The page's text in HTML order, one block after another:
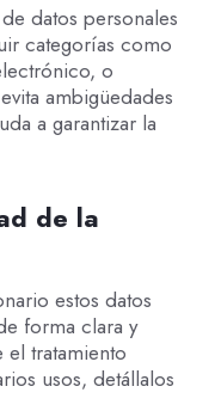
datos personales
categorías como
o
ambigüedades
a garantizar la
de la
estos datos
forma clara y
tratamiento
usos, detállalos